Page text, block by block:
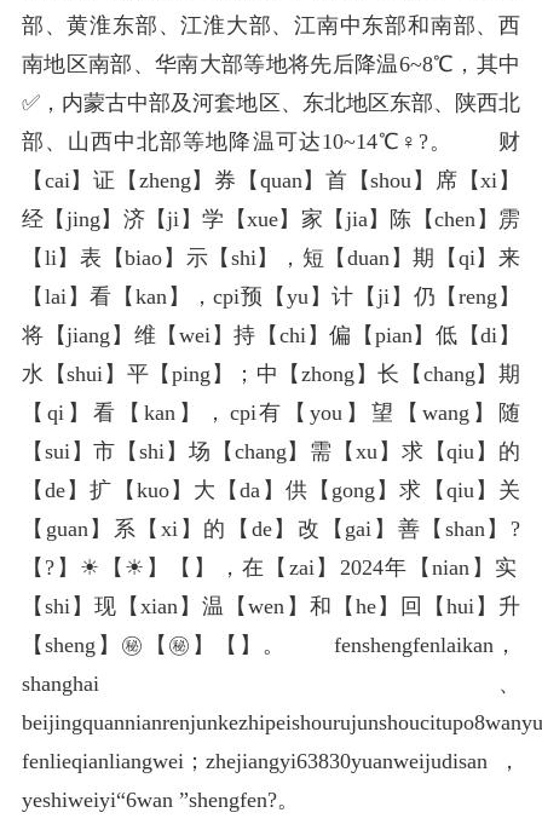
部、黄淮东部、江淮大部、江南中东部和南部、西
南地区南部、华南大部等地将先后降温6~8℃，其中
✅，内蒙古中部及河套地区、东北地区东部、陕西北
部、山西中北部等地降温可达10~14℃♀️?。 财
【cai】证【zheng】券【quan】首【shou】席【xi】
经【jing】济【ji】学【xue】家【jia】陈【chen】雳
【li】表【biao】示【shi】，短【duan】期【qi】来
【lai】看【kan】，cpi预【yu】计【ji】仍【reng】
将【jiang】维【wei】持【chi】偏【pian】低【di】
水【shui】平【ping】；中【zhong】长【chang】期
【qi】看【kan】，cpi有【you】望【wang】随
【sui】市【shi】场【chang】需【xu】求【qiu】的
【de】扩【kuo】大【da】供【gong】求【qiu】关
【guan】系【xi】的【de】改【gai】善【shan】?
【?】☀【☀】️【️】，在【zai】2024年【nian】实
【shi】现【xian】温【wen】和【he】回【hui】升
【sheng】㊙【㊙】️【️】。 fenshengfenlaikan，
shanghai、
fenlieqianliangwei；zhejiangyi63830yuanweijudisan，
yeshiweiyi“6wan ”shengfen?。